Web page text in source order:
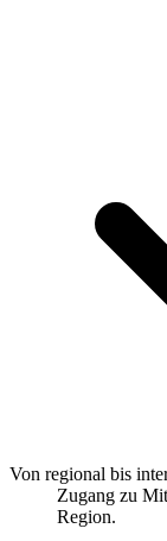
Von regional bis
Zugang zu
Region.